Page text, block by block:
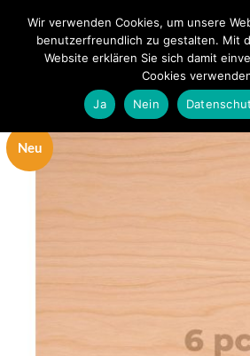
Inhalt
springen
Neu
Wir verwenden Cookies, um unsere
benutzerfreundlich zu gestalten. Mit
Website erklären Sie sich damit
Cookies
Ja
Nein